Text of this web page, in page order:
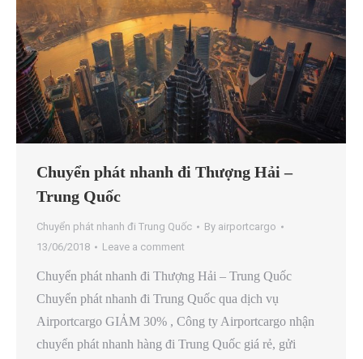
Chuyển phát nhanh đi Thượng Hải –
Trung Quốc
Chuyển phát nhanh đi Trung Quốc By airportcargo
13/06/2018
Leave a comment
Chuyển phát nhanh đi Thượng Hải – Trung Quốc
Chuyển phát nhanh đi Trung Quốc qua dịch vụ
Airportcargo GIẢM 30% , Công ty Airportcargo nhận
chuyển phát nhanh hàng đi Trung Quốc giá rẻ, gửi